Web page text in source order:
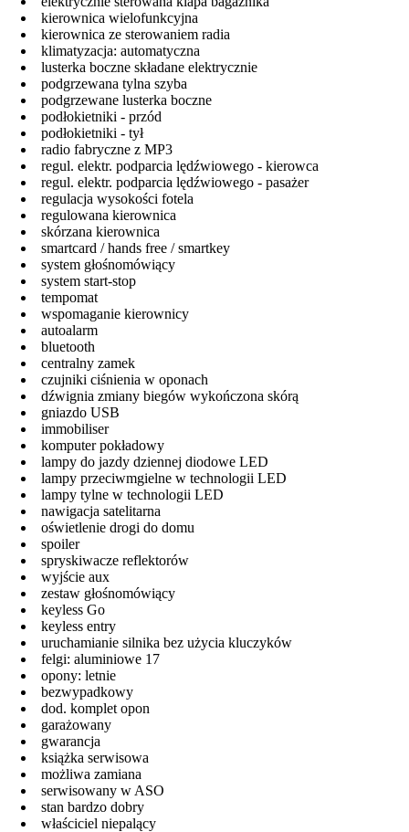
kierownica wielofunkcyjna
kierownica ze sterowaniem radia
klimatyzacja: automatyczna
lusterka boczne składane elektrycznie
podgrzewana tylna szyba
podgrzewane lusterka boczne
podłokietniki - przód
podłokietniki - tył
radio fabryczne z MP3
regul. elektr. podparcia lędźwiowego - kierowca
regul. elektr. podparcia lędźwiowego - pasażer
regulacja wysokości fotela
regulowana kierownica
skórzana kierownica
smartcard / hands free / smartkey
system głośnomówiący
system start-stop
tempomat
wspomaganie kierownicy
autoalarm
bluetooth
centralny zamek
czujniki ciśnienia w oponach
dźwignia zmiany biegów wykończona skórą
gniazdo USB
immobiliser
komputer pokładowy
lampy do jazdy dziennej diodowe LED
lampy przeciwmgielne w technologii LED
lampy tylne w technologii LED
nawigacja satelitarna
oświetlenie drogi do domu
spoiler
spryskiwacze reflektorów
wyjście aux
zestaw głośnomówiący
keyless Go
keyless entry
uruchamianie silnika bez użycia kluczyków
felgi: aluminiowe 17
opony: letnie
bezwypadkowy
dod. komplet opon
garażowany
gwarancja
książka serwisowa
możliwa zamiana
serwisowany w ASO
stan bardzo dobry
właściciel niepalący